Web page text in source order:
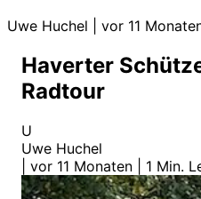
Uwe Huchel vor 11
Haverter
Radtour
U
Uwe Huchel
vor 11 Monaten 1 Min.